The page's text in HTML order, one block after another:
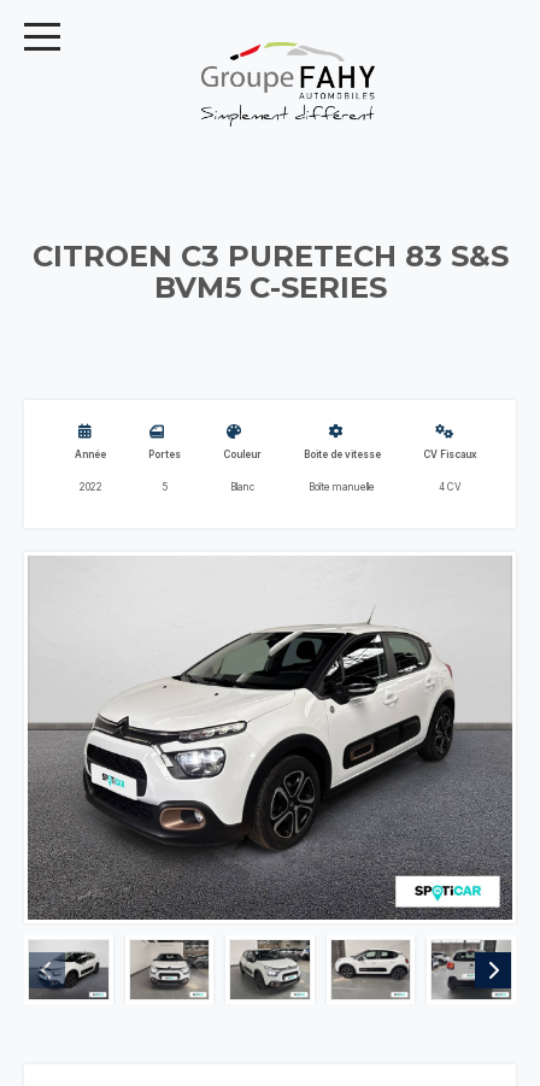
CITROEN C3 PURETECH 83 S&S
BVM5 C-SERIES
Année
2022
Portes
5
Couleur
Blanc
Boite de vitesse
Boîte manuelle
CV Fiscaux
4 CV